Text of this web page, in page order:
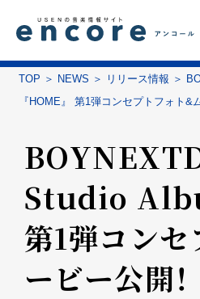
TOP NEWS リリース情報
『HOME』 第1弾コンセプトフォト&
Studio
第1弾コン
ービー公開！